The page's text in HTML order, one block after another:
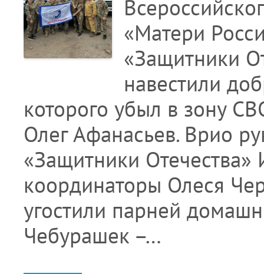
«Матери
«Защитники
навестили
которого убыл в зону
Олег Афанасьев. Врио
«Защитники
координаторы Олеся
угостили парней
Чебурашек –…